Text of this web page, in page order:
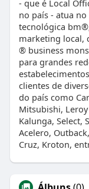
- que é Local
no país - atua
tecnológica
marketing local,
® business
para grandes
clientes de
do país como
Mitsubishi, Leroy
Kalunga, Select,
Acelero,
Cruz, Kroton,